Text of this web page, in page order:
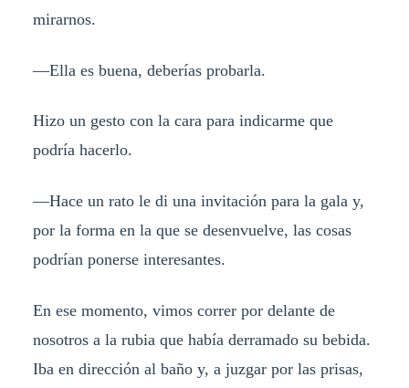
mirarnos.
—Ella es buena, deberías probarla.
Hizo un gesto con la cara para indicarme que
podría hacerlo.
—Hace un rato le di una invitación para la gala y,
por la forma en la que se desenvuelve, las cosas
podrían ponerse interesantes.
En ese momento, vimos correr por delante de
nosotros a la rubia que había derramado su bebida.
Iba en dirección al baño y, a juzgar por las prisas,